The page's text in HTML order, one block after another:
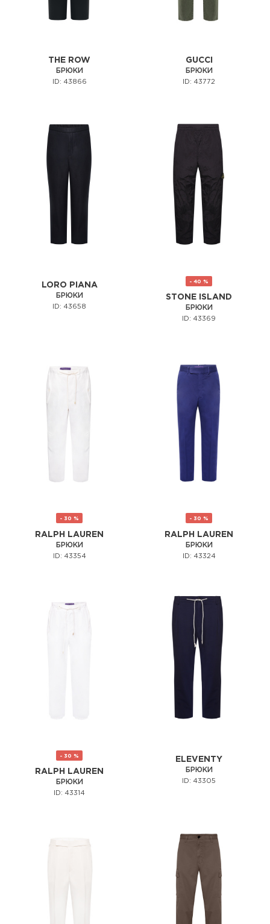
THE ROW
БРЮКИ
ID: 43866
GUCCI
БРЮКИ
ID: 43772
LORO PIANA
БРЮКИ
ID: 43658
- 40 %
STONE ISLAND
БРЮКИ
ID: 43369
- 30 %
RALPH LAUREN
БРЮКИ
ID: 43354
- 30 %
RALPH LAUREN
БРЮКИ
ID: 43324
- 30 %
RALPH LAUREN
БРЮКИ
ID: 43314
ELEVENTY
БРЮКИ
ID: 43305